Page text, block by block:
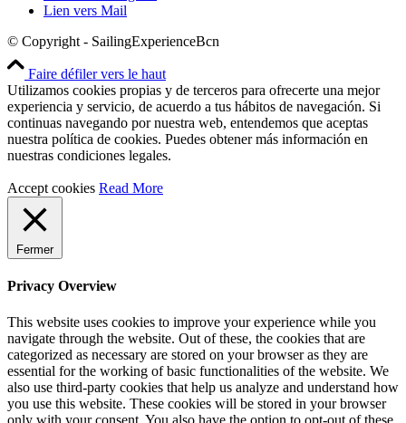
© Copyright - SailingExperienceBcn
Lien vers Mail
Faire défiler vers le haut
Utilizamos cookies propias y de terceros para ofrecerte una mejor
experiencia y servicio, de acuerdo a tus hábitos de navegación. Si
continuas navegando por nuestra web, entendemos que aceptas
nuestra política de cookies. Puedes obtener más información en
nuestras condiciones legales.
Accept cookies Read More
Fermer
Privacy Overview
This website uses cookies to improve your experience while you
navigate through the website. Out of these, the cookies that are
categorized as necessary are stored on your browser as they are
essential for the working of basic functionalities of the website. We
also use third-party cookies that help us analyze and understand how
you use this website. These cookies will be stored in your browser
only with your consent. You also have the option to opt-out of these